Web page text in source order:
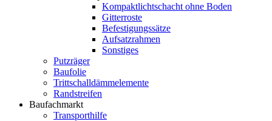
Kompaktlichtschacht ohne Boden
Gitterroste
Befestigungssätze
Aufsatzrahmen
Sonstiges
Putzräger
Baufolie
Trittschalldämmelemente
Randstreifen
Baufachmarkt
Transporthilfe